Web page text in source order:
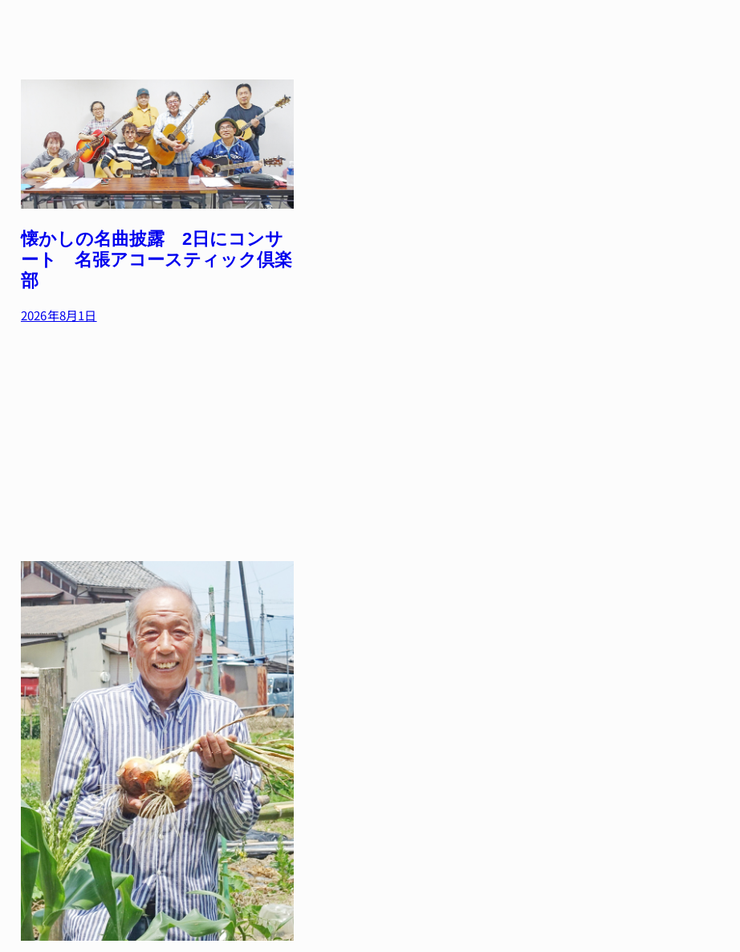
懐かしの名曲披露 2日にコンサ
ート 名張アコースティック倶楽
部
2026年8月1日